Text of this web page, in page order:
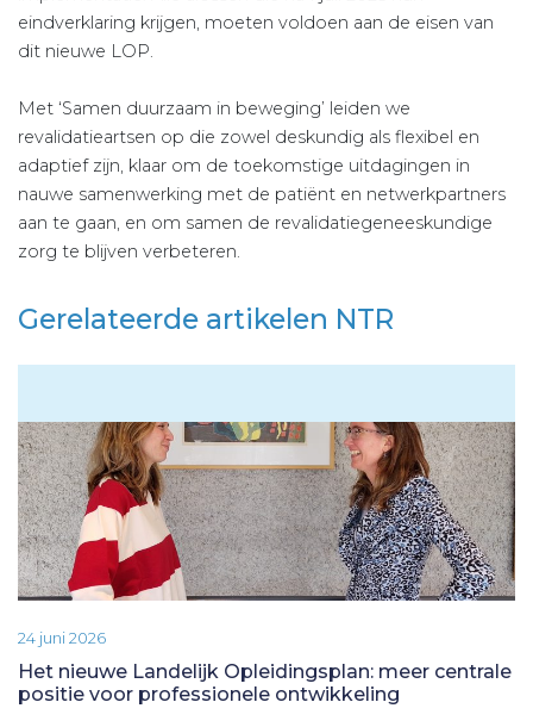
eindverklaring krijgen, moeten voldoen aan de eisen van
dit nieuwe LOP.
Met ‘Samen duurzaam in beweging’ leiden we
revalidatieartsen op die zowel deskundig als flexibel en
adaptief zijn, klaar om de toekomstige uitdagingen in
nauwe samenwerking met de patiënt en netwerkpartners
aan te gaan, en om samen de revalidatiegeneeskundige
zorg te blijven verbeteren.
Gerelateerde artikelen NTR
24 juni 2026
Het nieuwe Landelijk Opleidingsplan: meer centrale
positie voor professionele ontwikkeling